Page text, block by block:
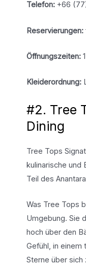
Telefon:+66
Reservierungen:
Öffnungszeiten:
Kleiderordnung:
#2. Tree
Dining
Tree Tops
kulinarische und
Teil des
Was Tree Tops
Umgebung. Sie
hoch über den
Gefühl, in einem
Sterne über sich